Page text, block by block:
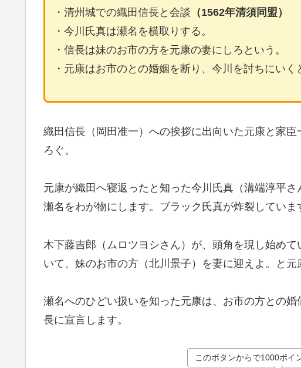
・清州城での織田信長と会談 （1562年清須同盟）
・今川氏真は瀬名を横取りする。
・信長は妹のお市の方を元康の妻にしろという。
・元康はお市のとの婚姻を断り、今川を討ちにいく
織田信長（岡田准一）への挨拶に出向いた元康と家
ろぐ。
元康が織田へ寝返ったと知った今川氏真（溝端淳平
瀬名をわが物にします。ブラック氏真が炸裂していま
木下藤吉郎（ムロツヨシさん）が、頭角を現し始め
いて、妹のお市の方（北川景子）を妻に迎えよ。と元
瀬名へのひどい扱いを知った元康は、お市の方との
長に宣言します。
このボタンからで1000ポイ